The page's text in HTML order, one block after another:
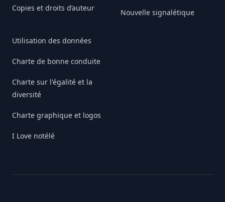
Copies et droits d’auteur
Utilisation des données
Charte de bonne conduite
Charte sur l'égalité et la
diversité
Charte graphique et logos
I Love notélé
Nouvelle signalétique